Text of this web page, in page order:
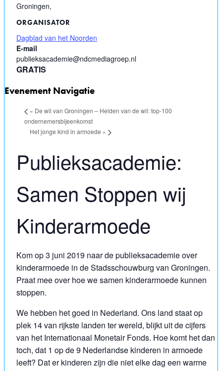
Groningen,
ORGANISATOR
Dagblad van het Noorden
E-mail
publieksacademie@ndcmediagroep.nl
GRATIS
Evenement Navigatie
« De wil van Groningen – Helden van de wil: top-100
ondernemersbijeenkomst
Het jonge kind in armoede »
Publieksacademie:
Samen Stoppen wij
Kinderarmoede
Kom op 3 juni 2019 naar de publieksacademie over
kinderarmoede in de Stadsschouwburg van Groningen.
Praat mee over hoe we samen kinderarmoede kunnen
stoppen.
We hebben het goed in Nederland. Ons land staat op
plek 14 van rijkste landen ter wereld, blijkt uit de cijfers
van het Internationaal Monetair Fonds. Hoe komt het dan
toch, dat 1 op de 9 Nederlandse kinderen in armoede
leeft? Dat er kinderen zijn die niet elke dag een warme